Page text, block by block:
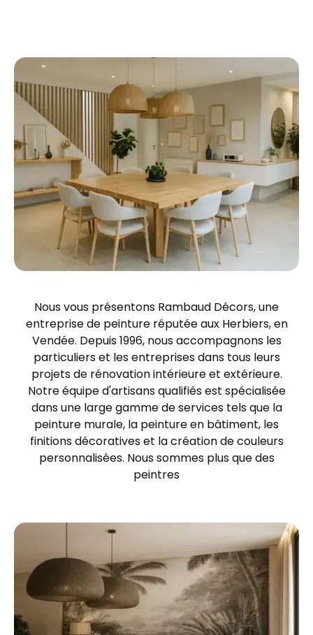
Nous vous présentons Rambaud Décors, une
entreprise de peinture réputée aux Herbiers, en
Vendée. Depuis 1996, nous accompagnons les
particuliers et les entreprises dans tous leurs
projets de rénovation intérieure et extérieure.
Notre équipe d'artisans qualifiés est spécialisée
dans une large gamme de services tels que la
peinture murale, la peinture en bâtiment, les
finitions décoratives et la création de couleurs
personnalisées. Nous sommes plus que des
peintres